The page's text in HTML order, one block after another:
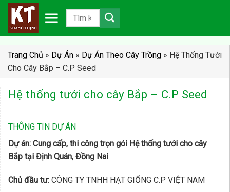
Chuyển
nội
Trang Chủ » Dự Án » Dự Án Theo Cây Trồng » Hệ Thống Tưới
Cho Cây Bắp – C.P Seed
Hệ thống tưới cho cây Bắp – C.P Seed
THÔNG TIN DỰ ÁN
Dự án: Cung cấp, thi công trọn gói Hệ thống tưới cho cây
Bắp tại Định Quán, Đồng Nai
Chủ đầu tư: CÔNG TY TNHH HẠT GIỐNG C.P VIỆT NAM